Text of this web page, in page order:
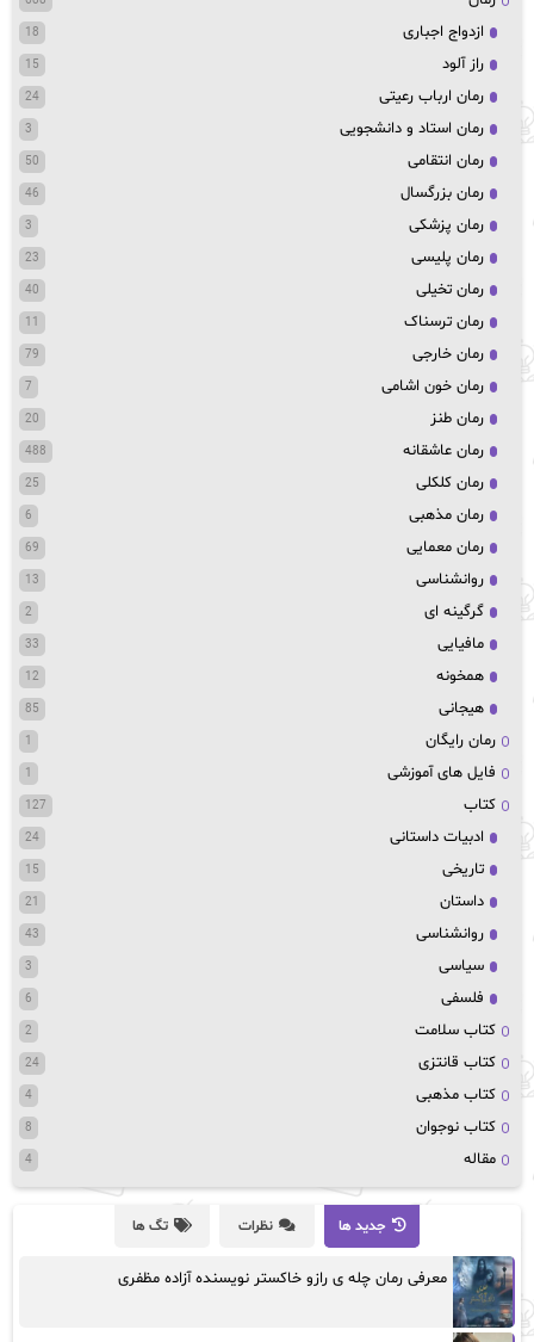
ازدواج اجباری 18
راز آلود 15
رمان ارباب رعیتی 24
رمان استاد و دانشجویی 3
رمان انتقامی 50
رمان بزرگسال 46
رمان پزشکی 3
رمان پلیسی 23
رمان تخیلی 40
رمان ترسناک 11
رمان خارجی 79
رمان خون اشامی 7
رمان طنز 20
رمان عاشقانه 488
رمان کلکلی 25
رمان مذهبی 6
رمان معمایی 69
روانشناسی 13
گرگینه ای 2
مافیایی 33
همخونه 12
هیجانی 85
رمان رایگان 1
فایل های آموزشی 1
کتاب 127
ادبیات داستانی 24
تاریخی 15
داستان 21
روانشناسی 43
سیاسی 3
فلسفی 6
کتاب سلامت 2
کتاب قانتزی 24
کتاب مذهبی 4
کتاب نوجوان 8
مقاله 4
جدید ها نظرات تگ ها
معرفی رمان چله ی رازو خاکستر نویسنده آزاده مظفری